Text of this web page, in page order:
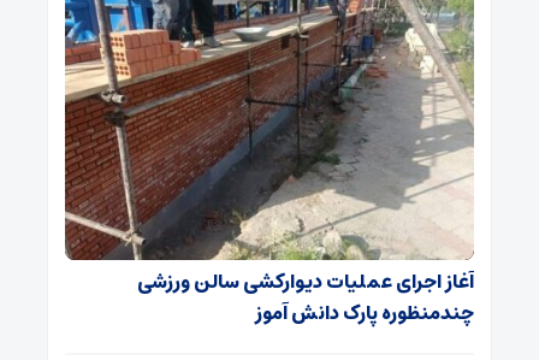
آغاز اجرای عملیات دیوارکشی سالن ورزشی
چندمنظوره پارک دانش آموز